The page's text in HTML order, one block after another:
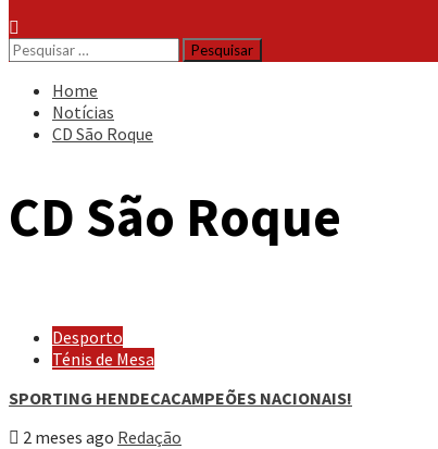
Pesquisar
por:
Home
Notícias
CD São Roque
CD São Roque
Desporto
Ténis de Mesa
SPORTING HENDECACAMPEÕES NACIONAIS!
2 meses ago Redação